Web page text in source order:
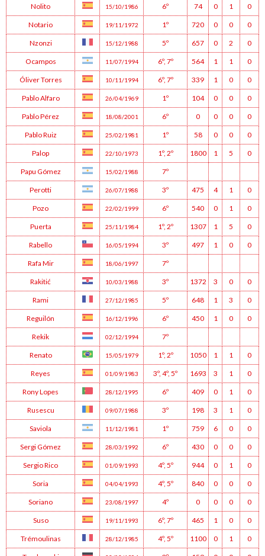
Nolito 15/10/1986 6º 74 0 1 0
Notario 19/11/1972 1º 720 0 0 0
Nzonzi 15/12/1988 5º 657 0 2 0
Ocampos 11/07/1994 6º, 7º 564 1 1 0
Óliver Torres 10/11/1994 6º, 7º 339 1 0 0
Pablo Alfaro 26/04/1969 1º 104 0 0 0
Pablo Pérez 18/08/2001 6º 0 0 0 0
Pablo Ruiz 25/02/1981 1º 58 0 0 0
Palop 22/10/1973 1º, 2º 1800 1 5 0
Papu Gómez 15/02/1988 7º
Perotti 26/07/1988 3º 475 4 1 0
Pozo 22/02/1999 6º 540 0 1 0
Puerta 25/11/1984 1º, 2º 1307 1 5 0
Rabello 16/05/1994 3º 497 1 0 0
Rafa Mir 18/06/1997 7º
Rakitić 10/03/1988 3º 1372 3 0 0
Rami 27/12/1985 5º 648 1 3 0
Reguilón 16/12/1996 6º 450 1 0 0
Rekik 02/12/1994 7º
Renato 15/05/1979 1º, 2º 1050 1 1 0
Reyes 01/09/1983 3º, 4º, 5º 1693 3 1 0
Rony Lopes 28/12/1995 6º 409 0 1 0
Rusescu 09/07/1988 3º 198 3 1 0
Saviola 11/12/1981 1º 759 6 0 0
Sergi Gómez 28/03/1992 6º 430 0 0 0
Sergio Rico 01/09/1993 4º, 5º 944 0 1 0
Soria 04/04/1993 4º, 5º 840 0 0 0
Soriano 23/08/1997 4º 0 0 0 0
Suso 19/11/1993 6º, 7º 465 1 0 0
Trémoulinas 28/12/1985 4º, 5º 1100 0 1 0